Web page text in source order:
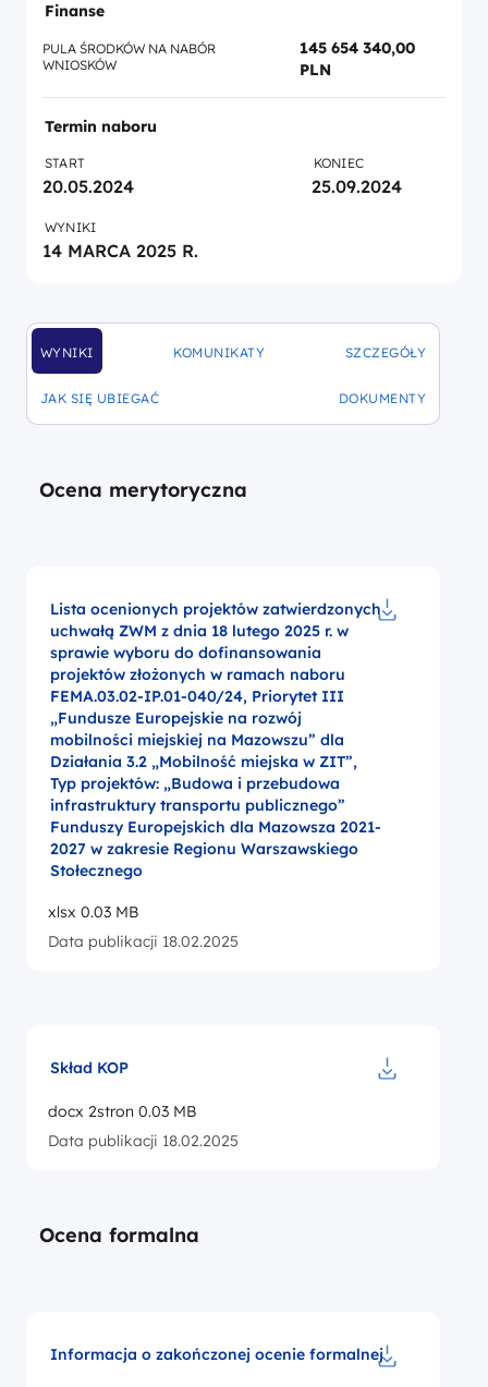
WYNIKI
DOFINANSOWANIA
KOMUNIKATY SZCZEGÓŁY
JAK SIĘ UBIEGAĆ
DOFINANSOWANIA
DOKUMENTY
Ocena merytoryczna
Lista ocenionych projektów zatwierdzonych
uchwałą ZWM z dnia 18 lutego 2025 r. w
sprawie wyboru do dofinansowania
projektów złożonych w ramach naboru
FEMA.03.02-IP.01-040/24, Priorytet III
„Fundusze Europejskie na rozwój
mobilności miejskiej na Mazowszu” dla
Działania 3.2 „Mobilność miejska w ZIT”,
Typ projektów: „Budowa i przebudowa
infrastruktury transportu publicznego”
Funduszy Europejskich dla Mazowsza 2021-
2027 w zakresie Regionu Warszawskiego
Stołecznego
xlsx 0.03 MB
Data publikacji 18.02.2025
Skład KOP
docx 2stron 0.03 MB
Data publikacji 18.02.2025
Ocena formalna
Informacja o zakończonej ocenie formalnej
Finanse
PULA ŚRODKÓW NA NABÓR
WNIOSKÓW
145 654 340,00
PLN
Termin naboru
START
20.05.2024
KONIEC
25.09.2024
WYNIKI
14 MARCA 2025 R.